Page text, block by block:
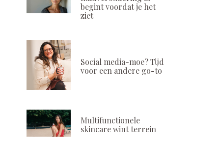
begint voordat je het
ziet
Social media-moe? Tijd
voor een andere go-to
Multifunctionele
skincare wint terrein